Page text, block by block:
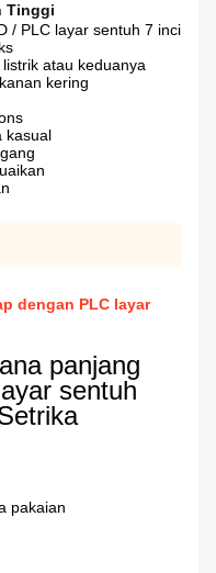
Tinggi
/ PLC layar sentuh 7 inci
atau keduanya
kering
kasual
dengan PLC layar
panjang
sentuh
pakaian